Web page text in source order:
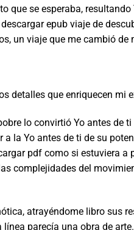
que se esperaba,
epub viaje de
un viaje que me cambió de
detalles que enriquecen mi
lo convirtió Yo antes de
la Yo antes de ti de su
pdf como si estuviera a
complejidades del
atrayéndome libro sus
parecía una obra de